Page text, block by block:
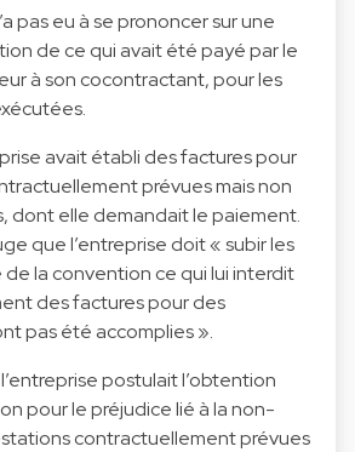
pas eu à se prononcer sur une
de ce qui avait été payé par le
à son cocontractant, pour les
avait établi des factures pour
prévues mais non
dont elle demandait le paiement.
que l’entreprise doit « subir les
la convention ce qui lui interdit
des factures pour des
pas été accomplies ».
postulait l’obtention
pour le préjudice lié à la non-
contractuellement prévues